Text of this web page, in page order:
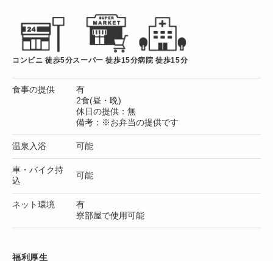
コンビニ 徒歩5分スーパー 徒歩15分病院 徒歩15分
食事の提供
有
2食(昼・晩)
休日の提供：無
備考：※お弁当の提供です
温泉入浴 可能
車・バイク持
込
可能
ネット環境
有
寮部屋で使用可能
福利厚生